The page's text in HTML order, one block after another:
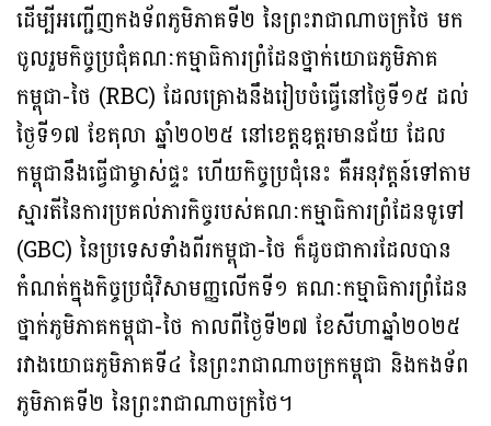
ដើម្បីអញ្ជើញកងទ័ពភូមិភាគទី២ នៃព្រះរាជាណាចក្រថៃ មក
ចូលរួមកិច្ចប្រជុំគណៈកម្មាធិការព្រំដែនថ្នាក់យោធភូមិភាគ
កម្ពុជា-ថៃ (RBC) ដែលគ្រោងនឹងរៀបចំធ្វើនៅថ្ងៃទី១៥ ដល់
ថ្ងៃទី១៧ ខែតុលា ឆ្នាំ២០២៥ នៅខេត្តឧត្តរមានជ័យ ដែល
កម្ពុជានឹងធ្វើជាម្ចាស់ផ្ទះ ហើយកិច្ចប្រជុំនេះ គឺអនុវត្តន៍ទៅតាម
ស្មារតីនៃការប្រគល់ភារកិច្ចរបស់គណៈកម្មាធិការព្រំដែនទូទៅ
(GBC) នៃប្រទេសទាំងពីរកម្ពុជា-ថៃ ក៏ដូចជាការដែលបាន
កំណត់ក្នុងកិច្ចប្រជុំវិសាមញ្ញលើកទី១ គណៈកម្មាធិការព្រំដែន
ថ្នាក់ភូមិភាគកម្ពុជា-ថៃ កាលពីថ្ងៃទី២៧ ខែសីហាឆ្នាំ២០២៥
រវាងយោធភូមិភាគទី៤ នៃព្រះរាជាណាចក្រកម្ពុជា និងកងទ័ព
ភូមិភាគទី២ នៃព្រះរាជាណាចក្រថៃ។